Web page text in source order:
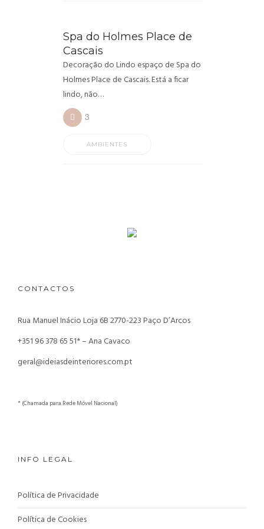
Spa do Holmes Place de
Cascais
Decoração do Lindo espaço de Spa do
Holmes Place de Cascais. Está a ficar
lindo, não…
3
AMBIENTES
CONTACTOS
Rua Manuel Inácio Loja 6B2770-223 Paço D’Arcos
+351 96 378 65 51* – Ana Cavaco
geral@ideiasdeinteriores.com.pt
* (Chamada para Rede Móvel Nacional)
INFO LEGAL
Política de Privacidade
Política de Cookies